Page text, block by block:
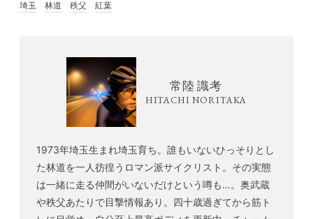
埼玉 林道 秩父 紅葉
常陸 識考
HITACHI NORITAKA
1973年埼玉生まれ埼玉育ち。誰もいないひっそりとし
た林道を一人彷徨うロマン派サイクリスト。その実態
は一緒に走る仲間がいないだけという噂も…。奥武蔵
や秩父あたりで目撃情報あり。四十歳過ぎてから筋ト